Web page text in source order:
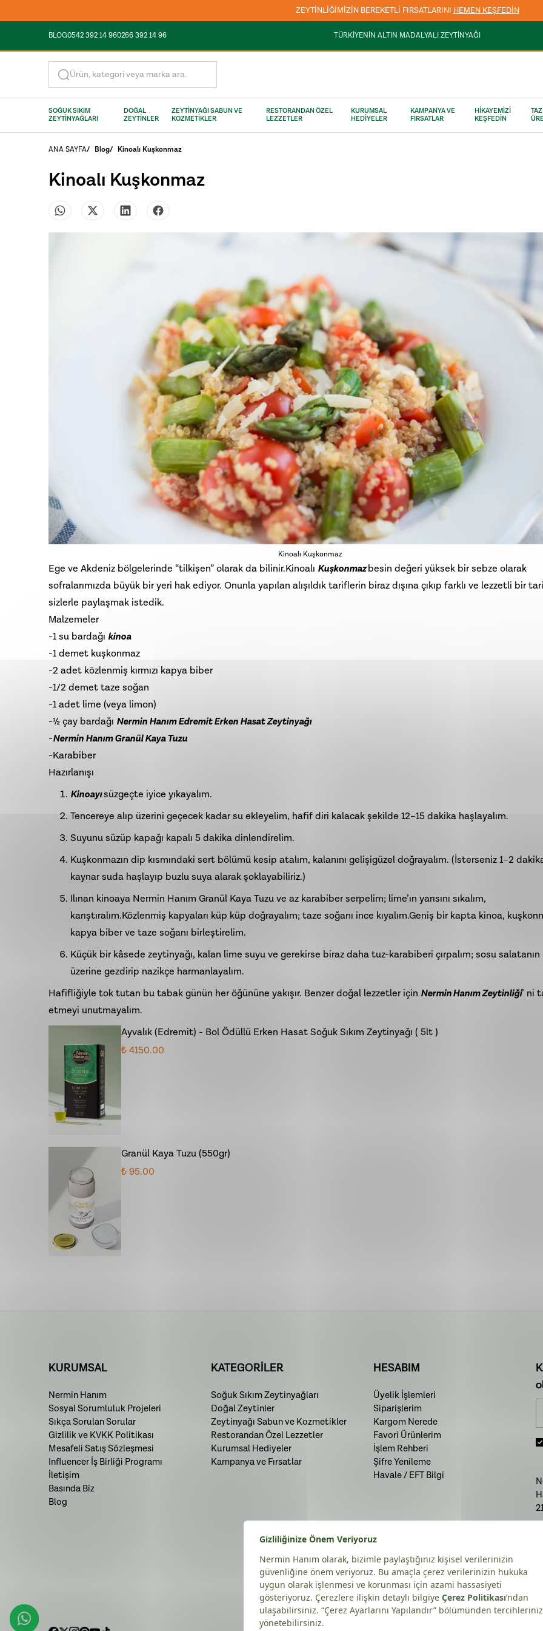
3000 TL VE ÜZERİ KARGO ÜCRETSİZ
BLOG0542 392 14 960266 392 14 96 TÜRKİYENİN ALTIN MADALYALI ZEYTİNYAĞI
Ürün, kategori veya marka ara.
SOĞUK SIKIM
ZEYTİNYAĞLARI
DOĞAL
ZEYTİNLER
ZEYTİNYAĞI SABUN VE
KOZMETİKLER
RESTORANDAN ÖZEL
LEZZETLER
KURUMSAL
HEDİYELER
KAMPANYA VE
FIRSATLAR
HİKAYEMİZİ
KEŞFEDİN
ANA SAYFA/ Blog/ Kinoalı Kuşkonmaz
Kinoalı Kuşkonmaz
Kinoalı Kuşkonmaz
Ege ve Akdeniz bölgelerinde “tilkişen” olarak da bilinir.Kinoalı Kuşkonmazbesin değeri yüksek bir sebze olarak
sofralarımızda büyük bir yeri hak ediyor. Onunla yapılan alışıldık tariflerin biraz dışına çıkıp farklı ve lezzetli bir
sizlerle paylaşmak istedik.
Malzemeler
-1 su bardağı kinoa
-1 demet kuşkonmaz
-2 adet közlenmiş kırmızı kapya biber
-1/2 demet taze soğan
-1 adet lime (veya limon)
-½ çay bardağı Nermin Hanım Edremit Erken Hasat Zeytinyağı
-Nermin Hanım Granül Kaya Tuzu
-Karabiber
Hazırlanışı
Kinoayısüzgeçte iyice yıkayalım.
Tencereye alıp üzerini geçecek kadar su ekleyelim, hafif diri kalacak şekilde 12–15 dakika haşlayalım.
Suyunu süzüp kapağı kapalı 5 dakika dinlendirelim.
Kuşkonmazın dip kısmındaki sert bölümü kesip atalım, kalanını gelişigüzel doğrayalım. (İsterseniz 1–2
kaynar suda haşlayıp buzlu suya alarak şoklayabiliriz.)
Ilınan kinoaya Nermin Hanım Granül Kaya Tuzu ve az karabiber serpelim; lime’ın yarısını sıkalım,
karıştıralım.Közlenmiş kapyaları küp küp doğrayalım; taze soğanı ince kıyalım.Geniş bir kapta kinoa,
kapya biber ve taze soğanı birleştirelim.
Küçük bir kâsede zeytinyağı, kalan lime suyu ve gerekirse biraz daha tuz-karabiberi çırpalım; sosu salatanın
üzerine gezdirip nazikçe harmanlayalım.
Hafifliğiyle tok tutan bu tabak günün her öğününe yakışır. Benzer doğal lezzetler için Nermin Hanım Zeytinliği’ ni
etmeyi unutmayalım.
Ayvalık (Edremit) - Bol Ödüllü Erken Hasat Soğuk Sıkım Zeytinyağı ( 5lt )
₺ 4150.00
Granül Kaya Tuzu (550gr)
₺ 95.00
KURUMSAL
Nermin Hanım
Sosyal Sorumluluk Projeleri
Sıkça Sorulan Sorular
Gizlilik ve KVKK Politikası
Mesafeli Satış Sözleşmesi
Influencer İş Birliği Programı
İletişim
Basında Biz
Blog
KATEGORİLER
Soğuk Sıkım Zeytinyağları
Doğal Zeytinler
Zeytinyağı Sabun ve Kozmetikler
Restorandan Özel Lezzetler
Kurumsal Hediyeler
Kampanya ve Fırsatlar
HESABIM
Üyelik İşlemleri
Siparişlerim
Kargom Nerede
Favori Ürünlerim
İşlem Rehberi
Şifre Yenileme
Havale / EFT Bilgi